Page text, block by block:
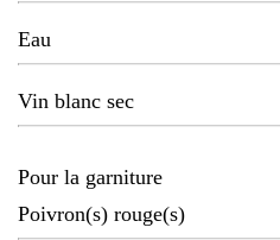
Eau
Vin blanc sec
Pour la garniture
Poivron(s) rouge(s)